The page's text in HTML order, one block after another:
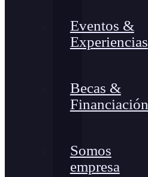
Eventos &
Experiencias
Becas &
Financiación
Somos
empresa